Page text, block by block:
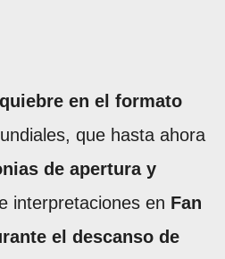
quiebre en el formato
que hasta ahora
de apertura y
interpretaciones en Fan
el descanso de